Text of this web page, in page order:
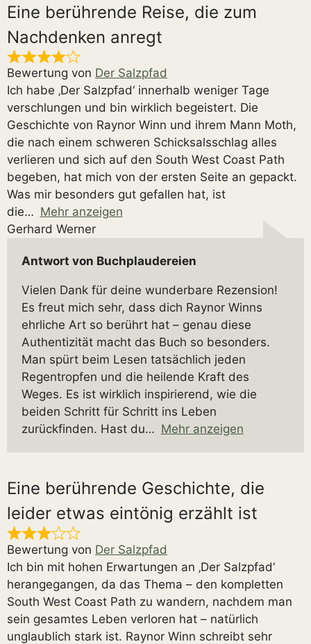
Eine berührende Reise, die zum
Nachdenken anregt
Bewertung von Der Salzpfad
Ich habe ‚Der Salzpfad‘ innerhalb weniger Tage
verschlungen und bin wirklich begeistert. Die
Geschichte von Raynor Winn und ihrem Mann Moth,
die nach einem schweren Schicksalsschlag alles
verlieren und sich auf den South West Coast Path
begeben, hat mich von der ersten Seite an gepackt.
Was mir besonders gut gefallen hat, ist
die
Mehr anzeigen
Gerhard Werner
Antwort von Buchplaudereien
Vielen Dank für deine wunderbare Rezension!
Es freut mich sehr, dass dich Raynor Winns
ehrliche Art so berührt hat – genau diese
Authentizität macht das Buch so besonders.
Man spürt beim Lesen tatsächlich jeden
Regentropfen und die heilende Kraft des
Weges. Es ist wirklich inspirierend, wie die
beiden Schritt für Schritt ins Leben
zurückfinden. Hast du
Mehr anzeigen
Eine berührende Geschichte, die
leider etwas eintönig erzählt ist
Bewertung von Der Salzpfad
Ich bin mit hohen Erwartungen an ‚Der Salzpfad‘
herangegangen, da das Thema – den kompletten
South West Coast Path zu wandern, nachdem man
sein gesamtes Leben verloren hat – natürlich
unglaublich stark ist. Raynor Winn schreibt sehr